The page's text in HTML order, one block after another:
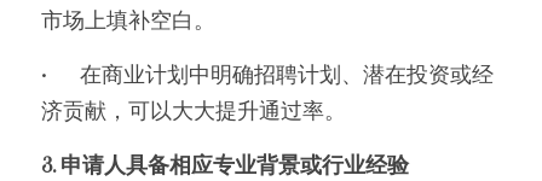
市场上填补空白。
•	在商业计划中明确招聘计划、潜在投资或经
济贡献，可以大大提升通过率。
3. 申请人具备相应专业背景或行业经验